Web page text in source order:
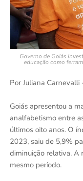
Governo de Goiás
educação como
Por Juliana Carnevalli
Goiás apresentou a
analfabetismo entre
últimos oito anos. O
2023, saiu de 5,9%
diminuição relativa. A
mesmo período.